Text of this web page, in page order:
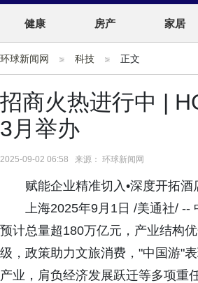
健康 房产 家居
环球新闻网 科技 正文
招商火热进行中 |
3月举办
2025-09-02 06:58 来源： 环球新闻网
赋能企业精准切入•深度开拓
上海2025年9月1日 /美通社/ --
预计总量超180万亿元，产业结构
级，政策助力文旅消费，"中国游"
产业，肩负经济发展跃迁等多项重